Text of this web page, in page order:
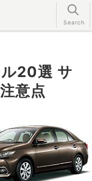
20選 サ
意点